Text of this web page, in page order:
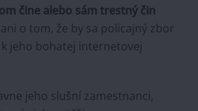
čine alebo sám trestný čin
o tom, že by sa policajný zbor
jeho bohatej internetovej
jeho slušní zamestnanci,